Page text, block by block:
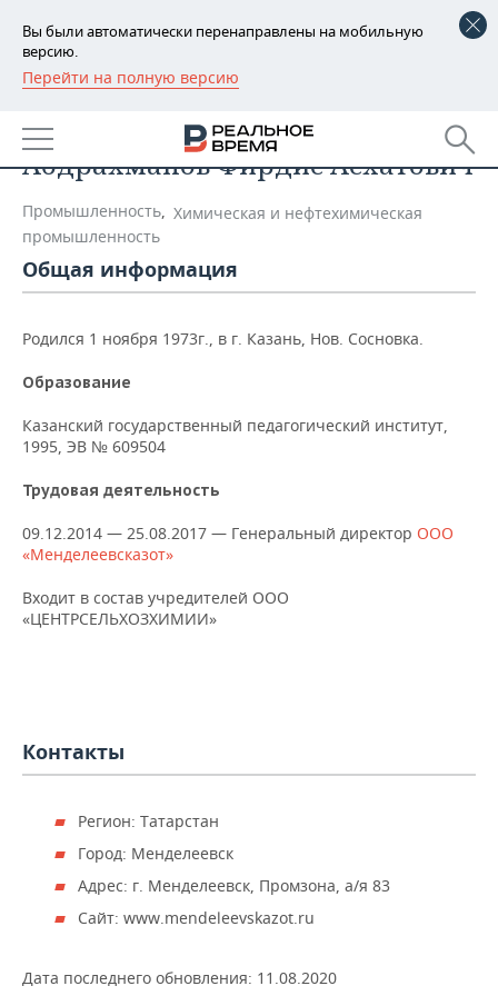
Вы были автоматически перенаправлены на мобильную
версию.
Перейти на полную версию
РЕГИОНЫ
БАШКОРТОСТАН
ТАТАРСТАН
УДМУРТИЯ
НОВОСТИ
АНАЛИТИКА
НОВОСТИ АНАЛИТИКИ
ДЕКЛАРАЦИИ О ДОХОДАХ
КОРОЛИ ГОСЗАКАЗА ПФО
ВУЗЫ ТАТАРСТАНА
КОМУ ПРИНАДЛЕЖАТ
ТОРГОВЫЕ ЦЕНТРЫ
ЭКОНОМИКА
НОВОСТИ ЭКОНОМИКИ
ФИНАНСЫ
БАНКИ
БЮДЖЕТ
ИНВЕСТИЦИИ
ПРОМЫШЛЕННОСТЬ
НОВОСТИ
ПРОМЫШЛЕННОСТИ
МАШИНОСТРОЕНИЕ
НЕФТЕХИМИЯ
НЕФТЬ
ОПК
НЕДВИЖИМОСТЬ
НОВОСТИ НЕДВИЖИМОСТИ
АВТО
НОВОСТИ АВТО
БИЗНЕС
НОВОСТИ БИЗНЕСА
РОЗНИЧНАЯ ТОРГОВЛЯ
ТРАНСПОРТ
ТЕХНОЛОГИИ
НОВОСТИ ТЕХНОЛОГИЙ
IT
МЕРОПРИЯТИЯ
НОВОСТИ МЕРОПРИЯТИЙ
ONLINE-КОНФЕРЕНЦИИ
СПОРТ
ХОККЕЙ
ВОЛЕЙБОЛ
КИБЕРСПОРТ
ВЛАСТЬ
ИСТОРИЯ
КУЛЬТУРА
СЮЖЕТЫ
СПИСОК ПЕРСОН
СПИСОК КОМПАНИЙ
ПОЛНАЯ ВЕРСИЯ
Абдрахманов Фирдис Асхатович
Промышленность, Химическая и нефтехимическая
промышленность
Общая информация
Родился 1 ноября 1973г., в г. Казань, Нов. Сосновка.
Образование
Казанский государственный педагогический институт,
1995, ЭВ № 609504
Трудовая деятельность
09.12.2014 — 25.08.2017 — Генеральный директор ООО
«Менделеевсказот»
Входит в состав учредителей ООО
«ЦЕНТРСЕЛЬХОЗХИМИИ»
Контакты
Регион: Татарстан
Город: Менделеевск
Адрес: г. Менделеевск, Промзона, а/я 83
Сайт: www.mendeleevskazot.ru
Дата последнего обновления: 11.08.2020